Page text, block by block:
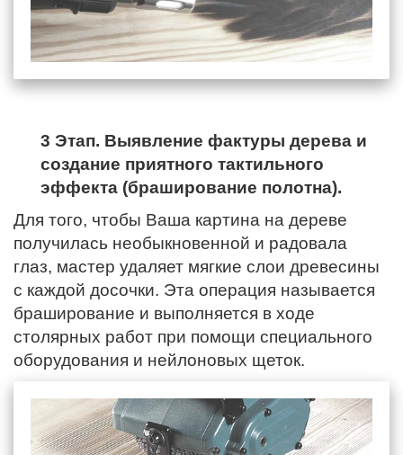
3 Этап. Выявление фактуры дерева и
создание приятного тактильного
эффекта (браширование полотна).
Для того, чтобы Ваша картина на дереве
получилась необыкновенной и радовала
глаз, мастер удаляет мягкие слои древесины
с каждой досочки. Эта операция называется
браширование и выполняется в ходе
столярных работ при помощи специального
оборудования и нейлоновых щеток.